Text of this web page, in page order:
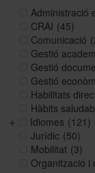
Administració
CRAI (45)
Comunicació
Gestió
Gestió
Gestió
Habilitats
Hàbits
Idiomes (121)
Jurídic (50)
Mobilitat (3)
Organització i